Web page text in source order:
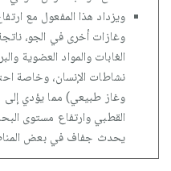
ويزداد هذا المفعول مع
وغازات أخرى في الجو،
الغابات والمواد العضوية
نشاطات الإنسان، وخاصة
وغاز طبيعي) مما يؤدي إلى
القطبي وارتفاع مستوى
يحدث جفاف في بعض